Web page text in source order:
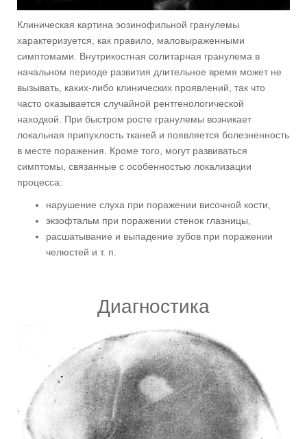
Клиническая картина эозинофильной гранулемы
характеризуется, как правило, маловыраженными
симптомами. Внутрикостная солитарная гранулема в
начальном периоде развития длительное время может не
вызывать, каких-либо клинических проявлений, так что
часто оказывается случайной рентгенологической
находкой. При быстром росте гранулемы возникает
локальная припухлость тканей и появляется болезненность
в месте поражения. Кроме того, могут развиваться
симптомы, связанные с особенностью локализации
процесса:
нарушение слуха при поражении височной кости,
экзофтальм при поражении стенок глазницы,
расшатывание и выпадение зубов при поражении
челюстей и т. п.
Диагностика